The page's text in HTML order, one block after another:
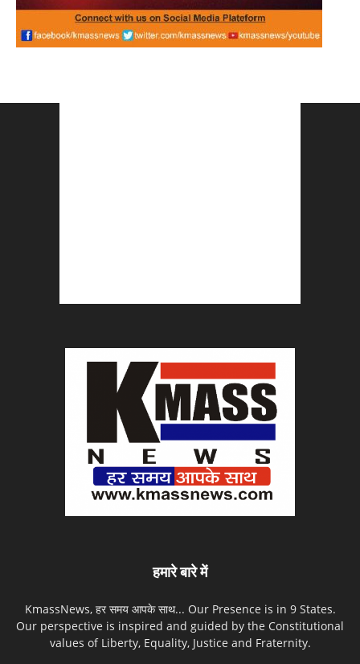
हमारे बारे में
KmassNews, हर समय आपके साथ... Our Presence is in 9 States.
Our perspective is inspired and guided by the Constitutional
values of Liberty, Equality, Justice and Fraternity.